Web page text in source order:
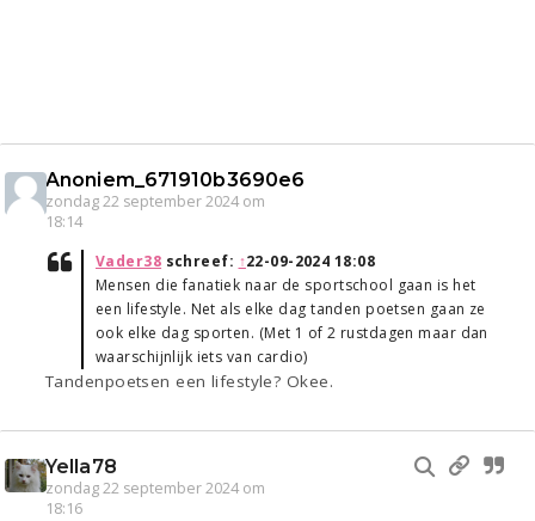
Anoniem_671910b3690e6
zondag 22 september 2024 om
18:14
Vader38 schreef: ↑22-09-2024 18:08
Mensen die fanatiek naar de sportschool gaan is het
een lifestyle. Net als elke dag tanden poetsen gaan ze
ook elke dag sporten. (Met 1 of 2 rustdagen maar dan
waarschijnlijk iets van cardio)
Tandenpoetsen een lifestyle? Okee.
Yella78
zondag 22 september 2024 om
18:16